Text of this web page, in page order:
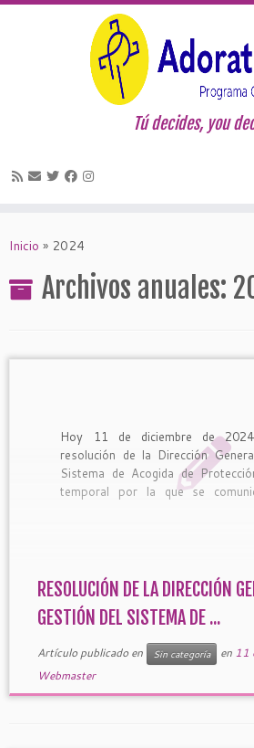
Tú decides, you
Inicio » 2024
Archivos anuales:
Hoy 11 de diciembre de
resolución de la Dirección
Sistema de Acogida de
temporal por la que se
RESOLUCIÓN DE LA DIRECCIÓN
GESTIÓN DEL SISTEMA DE ...
Artículo publicado en Sin categoría en 11
Webmaster